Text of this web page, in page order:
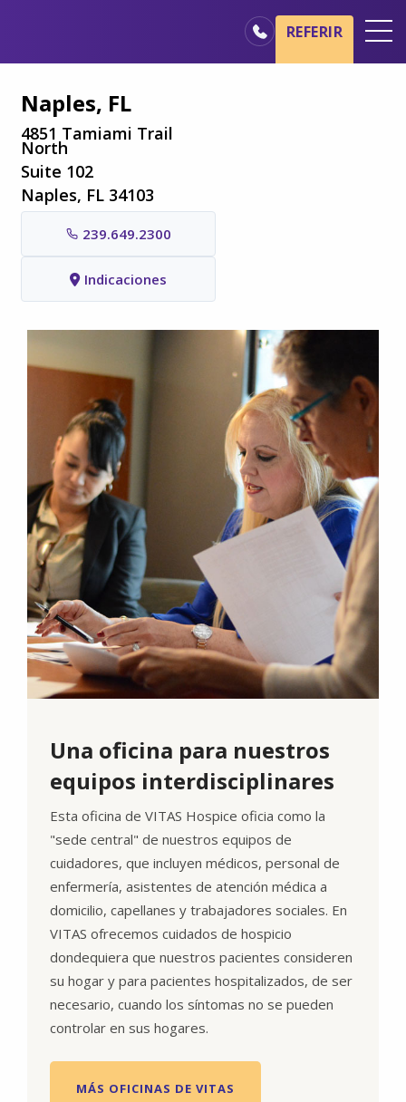
Básicos del cuidado de hospicio
Nuestros servicios
Profesionales médicos
REFERIR
Naples, FL
4851 Tamiami Trail
North
Suite 102
Naples, FL 34103
239.649.2300
Indicaciones
Una oficina para nuestros
equipos interdisciplinares
Esta oficina de VITAS Hospice oficia como la
"sede central" de nuestros equipos de
cuidadores, que incluyen médicos, personal de
enfermería, asistentes de atención médica a
domicilio, capellanes y trabajadores sociales. En
VITAS ofrecemos cuidados de hospicio
dondequiera que nuestros pacientes consideren
su hogar y para pacientes hospitalizados, de ser
necesario, cuando los síntomas no se pueden
controlar en sus hogares.
MÁS OFICINAS DE VITAS